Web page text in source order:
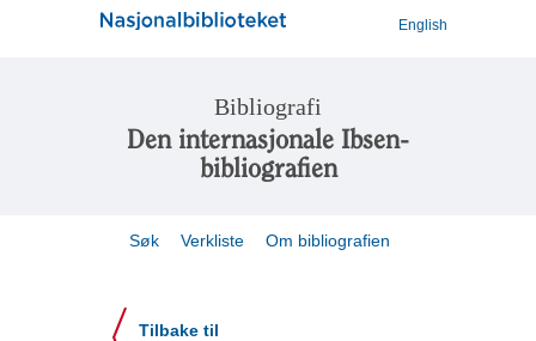
English
Bibliografi
Den internasjonale Ibsen-
bibliografien
Søk Verkliste Om bibliografien
Tilbake til